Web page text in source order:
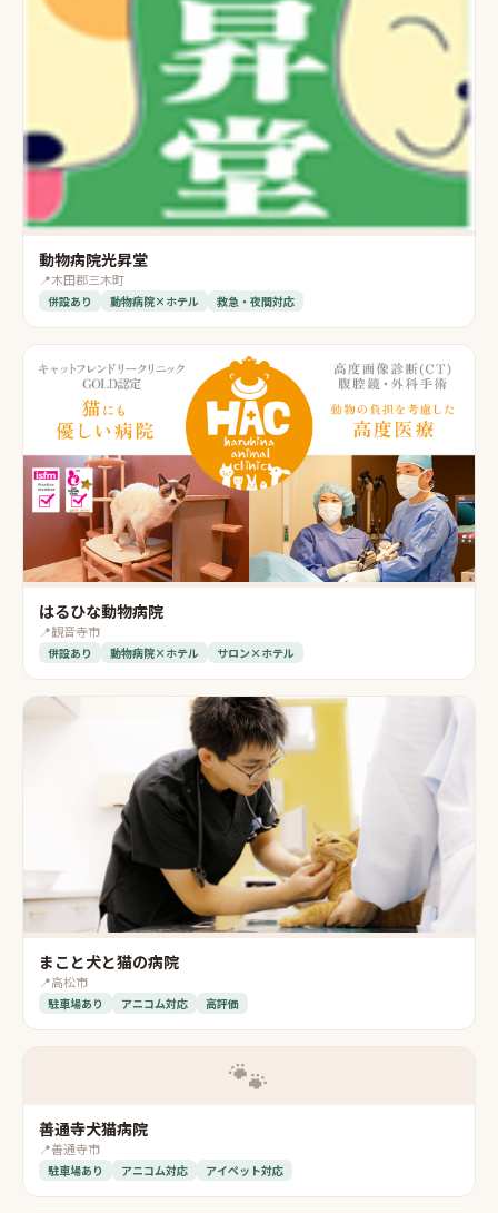
動物病院光昇堂
📍木田郡三木町
併設あり 動物病院×ホテル 救急・夜間対応
はるひな動物病院
📍観音寺市
併設あり 動物病院×ホテル サロン×ホテル
まこと犬と猫の病院
📍高松市
駐車場あり アニコム対応 高評価
🐾
善通寺犬猫病院
📍善通寺市
駐車場あり アニコム対応 アイペット対応